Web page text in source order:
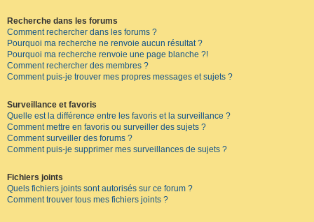
Recherche dans les forums
Comment rechercher dans les forums ?
Pourquoi ma recherche ne renvoie aucun résultat ?
Pourquoi ma recherche renvoie une page blanche ?!
Comment rechercher des membres ?
Comment puis-je trouver mes propres messages et sujets ?
Surveillance et favoris
Quelle est la différence entre les favoris et la surveillance ?
Comment mettre en favoris ou surveiller des sujets ?
Comment surveiller des forums ?
Comment puis-je supprimer mes surveillances de sujets ?
Fichiers joints
Quels fichiers joints sont autorisés sur ce forum ?
Comment trouver tous mes fichiers joints ?